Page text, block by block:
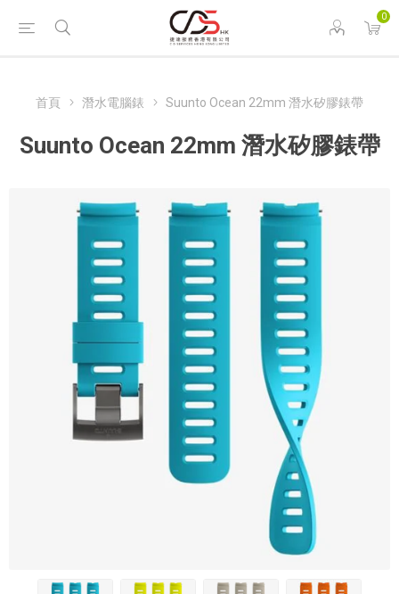
0
首頁 潛水電腦錶 Suunto Ocean 22mm 潛水矽膠錶帶
Suunto Ocean 22mm 潛水矽膠錶帶